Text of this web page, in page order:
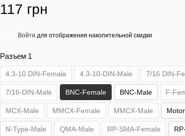
117 грн
Войти для отображения накопительной скидки
Разъем 1
4.3-10 DIN-Female 4.3-10-DIN-Male 7/16 DIN-
7/16-DIN-Male BNC-Female BNC-Male F-
MCX-Male MMCX-Female MMCX-Male
N-Type-Male QMA-Male RP-SMA-Female